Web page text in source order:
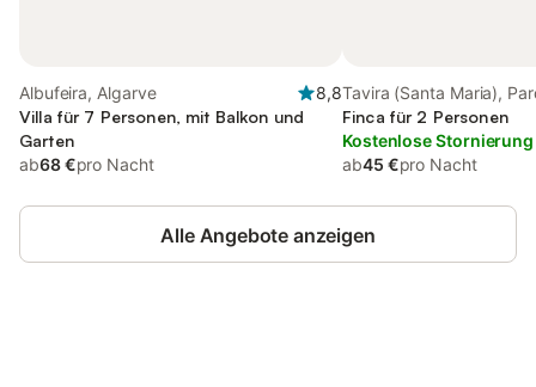
Albufeira, Algarve
8,8
Villa für 7 Personen, mit Balkon und
Garten
ab68 €pro Nacht
Tavira (Santa Maria),
Natural da Ria Formosa
Finca für 2 Personen
Kostenlose Stornierung
ab45 €pro Nacht
Alle Angebote anzeigen